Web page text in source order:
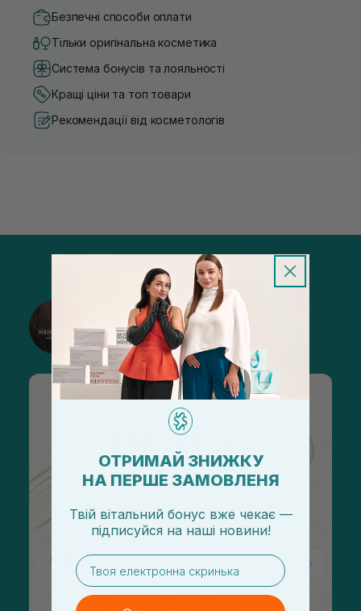
Безпечні способи оплати
Тільки оригінальна косметика
Система бонусів та лояльності
Кращі ціни та топ товари
Рекомендації від косметологів
@sisters_stelmakh в Instagram
Підписатися
ОТРИМАЙ ЗНИЖКУ
НА ПЕРШЕ ЗАМОВЛЕНЯ
Твій вітальний бонус вже чекає —
підписуйся на наші новини!
email